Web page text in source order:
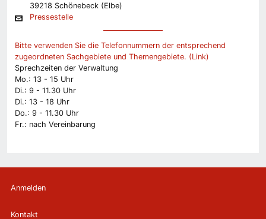
39218 Schönebeck (Elbe)
Pressestelle
Bitte verwenden Sie die Telefonnummern der entsprechend
zugeordneten Sachgebiete und Themengebiete. (Link)
Sprechzeiten der Verwaltung
Mo.: 13 - 15 Uhr
Di.: 9 - 11.30 Uhr
Di.: 13 - 18 Uhr
Do.: 9 - 11.30 Uhr
Fr.: nach Vereinbarung
Anmelden
Kontakt